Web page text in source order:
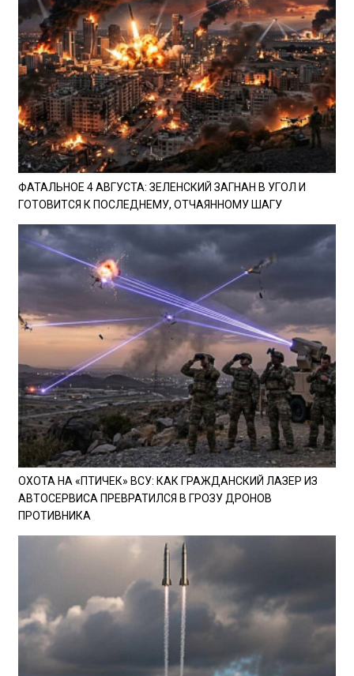
ФАТАЛЬНОЕ 4 АВГУСТА: ЗЕЛЕНСКИЙ ЗАГНАН В УГОЛ И
ГОТОВИТСЯ К ПОСЛЕДНЕМУ, ОТЧАЯННОМУ ШАГУ
ОХОТА НА «ПТИЧЕК» ВСУ: КАК ГРАЖДАНСКИЙ ЛАЗЕР ИЗ
АВТОСЕРВИСА ПРЕВРАТИЛСЯ В ГРОЗУ ДРОНОВ
ПРОТИВНИКА